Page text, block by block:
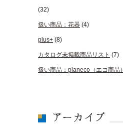
(32)
扱い商品：花器 (4)
plus+ (8)
カタログ未掲載商品リスト (7)
扱い商品：planeco（エコ商品）